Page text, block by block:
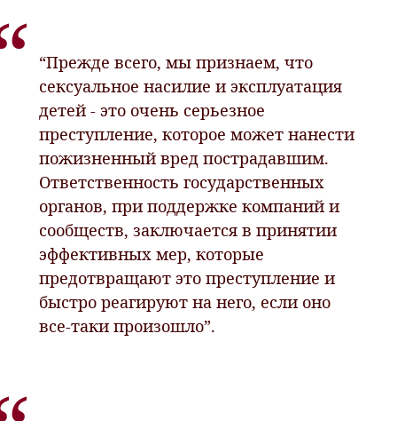
“Прежде всего, мы признаем, что
сексуальное насилие и эксплуатация
детей - это очень серьезное
преступление, которое может нанести
пожизненный вред пострадавшим.
Ответственность государственных
органов, при поддержке компаний и
сообществ, заключается в принятии
эффективных мер, которые
предотвращают это преступление и
быстро реагируют на него, если оно
все-таки произошло”.